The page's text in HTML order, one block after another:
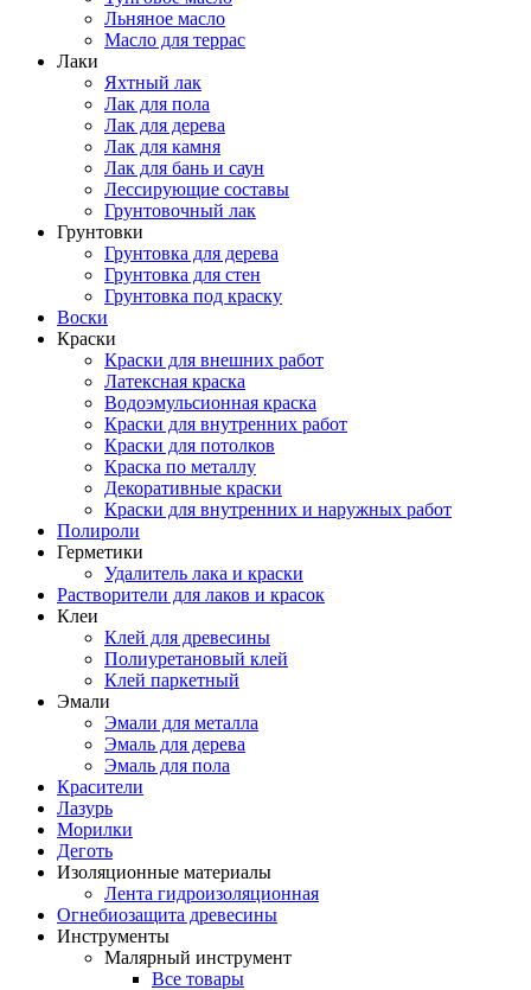
Льняное масло
Масло для террас
Лаки
Яхтный лак
Лак для пола
Лак для дерева
Лак для камня
Лак для бань и саун
Лессирующие составы
Грунтовочный лак
Грунтовки
Грунтовка для дерева
Грунтовка для стен
Грунтовка под краску
Воски
Краски
Краски для внешних работ
Латексная краска
Водоэмульсионная краска
Краски для внутренних работ
Краски для потолков
Краска по металлу
Декоративные краски
Краски для внутренних и наружных работ
Полироли
Герметики
Удалитель лака и краски
Растворители для лаков и красок
Клеи
Клей для древесины
Полиуретановый клей
Клей паркетный
Эмали
Эмали для металла
Эмаль для дерева
Эмаль для пола
Красители
Лазурь
Морилки
Деготь
Изоляционные материалы
Лента гидроизоляционная
Огнебиозащита древесины
Инструменты
Малярный инструмент
Все товары